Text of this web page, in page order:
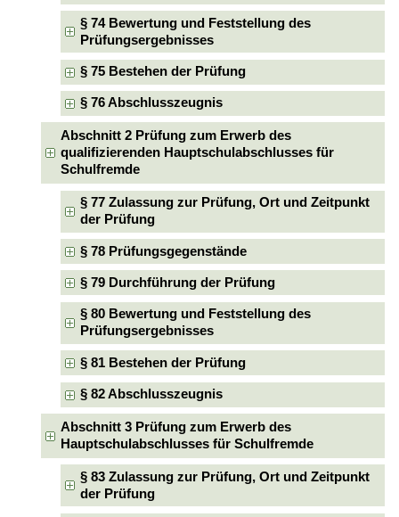
§ 74 Bewertung und Feststellung des
Prüfungsergebnisses
§ 75 Bestehen der Prüfung
§ 76 Abschlusszeugnis
Abschnitt 2 Prüfung zum Erwerb des
qualifizierenden Hauptschulabschlusses für
Schulfremde
§ 77 Zulassung zur Prüfung, Ort und Zeitpunkt
der Prüfung
§ 78 Prüfungsgegenstände
§ 79 Durchführung der Prüfung
§ 80 Bewertung und Feststellung des
Prüfungsergebnisses
§ 81 Bestehen der Prüfung
§ 82 Abschlusszeugnis
Abschnitt 3 Prüfung zum Erwerb des
Hauptschulabschlusses für Schulfremde
§ 83 Zulassung zur Prüfung, Ort und Zeitpunkt
der Prüfung